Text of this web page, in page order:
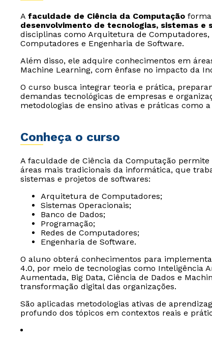
A faculdade de Ciência da Computação
desenvolvimento de tecnologias, sistemas e
disciplinas como Arquitetura de Computadores,
Computadores e Engenharia de Software.
Além disso, ele adquire conhecimentos em
Machine Learning, com ênfase no impacto da
O curso busca integrar teoria e prática,
demandas tecnológicas de empresas e
metodologias de ensino ativas e práticas como
Conheça o curso
A faculdade de Ciência da Computação
áreas mais tradicionais da informática, que
sistemas e projetos de softwares:
Arquitetura de Computadores;
Sistemas Operacionais;
Banco de Dados;
Programação;
Redes de Computadores;
Engenharia de Software.
O aluno obterá conhecimentos para
4.0, por meio de tecnologias como Inteligência
Aumentada, Big Data, Ciência de Dados e
transformação digital das organizações.
São aplicadas metodologias ativas de
profundo dos tópicos em contextos reais e